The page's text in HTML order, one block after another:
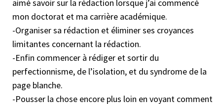
productivité en gérant les deadlines.
Partie 8 — Devoir moral de prendre soin de
soi et de maintenir un équilibre vie privée-
Dans cette partie, nous allons voir l’importance et
le devoir moral de prendre soin de soi comme tu
prendrais soin d’un autre. Nous allons aussi voir
éliminer les mauvaises habitudes en brisant le
cercle vicieux qui les entraine.
Partie 7 — gérer les phases corporelles
Dans cette partie, nous allons voir comment gérer
les différentes phases de la journée pour travailler
lorsque tu es le plus efficace et donc optimiser ton
temps.
aimé savoir sur la rédaction lorsque j’ai commencé
mon doctorat et ma carrière académique.
-Organiser sa rédaction et éliminer ses croyances
limitantes concernant la rédaction.
-Enfin commencer à rédiger et sortir du
perfectionnisme, de l’isolation, et du syndrome de la
page blanche.
-Pousser la chose encore plus loin en voyant comment